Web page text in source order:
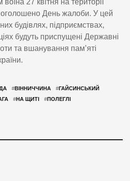
27 квітня на території
День жалоби. У цей
будівлях, підприємствах,
будуть приспущені Державні
та вшанування пам’яті
#ВІННИЧЧИНА #ГАЙСИНСЬКИЙ
#НА ЩИТІ #ПОЛЕГЛІ